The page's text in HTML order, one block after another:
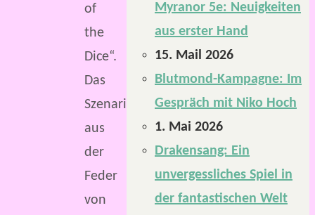
of
the
Dice“.
Das
Szenario
aus
der
Feder
von
Myranor 5e: Neuigkeiten
aus erster Hand
15. Mail 2026
Blutmond-Kampagne: Im
Gespräch mit Niko Hoch
1. Mai 2026
Drakensang: Ein
unvergessliches Spiel in
der fantastischen Welt